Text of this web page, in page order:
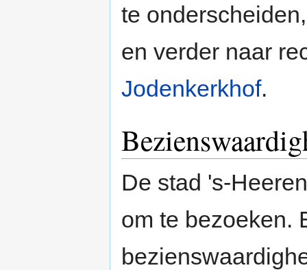
te
en verder naar
Jodenkerkhof.
De stad 's-
om te bezoeken.